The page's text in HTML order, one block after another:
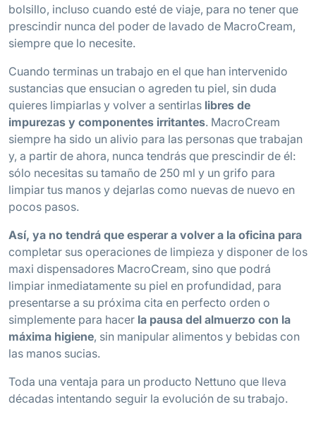
bolsillo, incluso cuando esté de viaje, para no tener que
prescindir nunca del poder de lavado de MacroCream,
siempre que lo necesite.
Cuando terminas un trabajo en el que han intervenido
sustancias que ensucian o agreden tu piel, sin duda
quieres limpiarlas y volver a sentirlas libres de
impurezas y componentes irritantes. MacroCream
siempre ha sido un alivio para las personas que trabajan
y, a partir de ahora, nunca tendrás que prescindir de él:
sólo necesitas su tamaño de 250 ml y un grifo para
limpiar tus manos y dejarlas como nuevas de nuevo en
pocos pasos.
Así, ya no tendrá que esperar a volver a la oficina para
completar sus operaciones de limpieza y disponer de los
maxi dispensadores MacroCream, sino que podrá
limpiar inmediatamente su piel en profundidad, para
presentarse a su próxima cita en perfecto orden o
simplemente para hacer la pausa del almuerzo con la
máxima higiene, sin manipular alimentos y bebidas con
las manos sucias.
Toda una ventaja para un producto Nettuno que lleva
décadas intentando seguir la evolución de su trabajo.